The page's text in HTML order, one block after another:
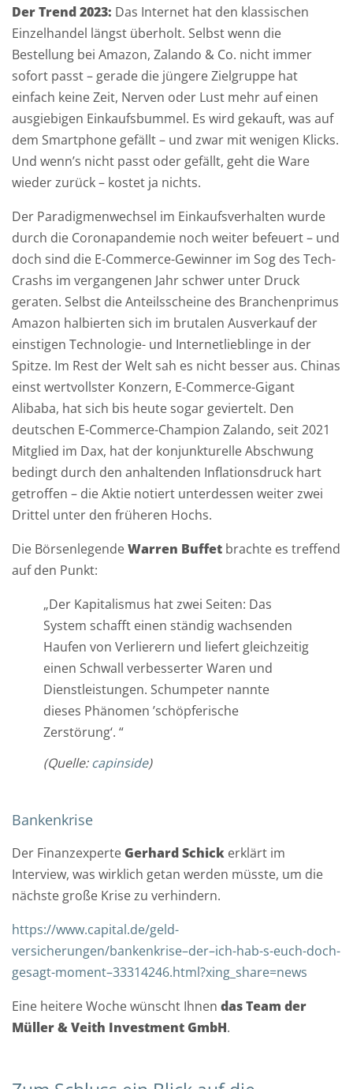
Der Trend 2023: Das Internet hat den klassischen
Einzelhandel längst überholt. Selbst wenn die
Bestellung bei Amazon, Zalando & Co. nicht immer
sofort passt – gerade die jüngere Zielgruppe hat
einfach keine Zeit, Nerven oder Lust mehr auf einen
ausgiebigen Einkaufsbummel. Es wird gekauft, was auf
dem Smartphone gefällt – und zwar mit wenigen Klicks.
Und wenn’s nicht passt oder gefällt, geht die Ware
wieder zurück – kostet ja nichts.
Der Paradigmenwechsel im Einkaufsverhalten wurde
durch die Coronapandemie noch weiter befeuert – und
doch sind die E-Commerce-Gewinner im Sog des Tech-
Crashs im vergangenen Jahr schwer unter Druck
geraten. Selbst die Anteilsscheine des Branchenprimus
Amazon halbierten sich im brutalen Ausverkauf der
einstigen Technologie- und Internetlieblinge in der
Spitze. Im Rest der Welt sah es nicht besser aus. Chinas
einst wertvollster Konzern, E-Commerce-Gigant
Alibaba, hat sich bis heute sogar geviertelt. Den
deutschen E-Commerce-Champion Zalando, seit 2021
Mitglied im Dax, hat der konjunkturelle Abschwung
bedingt durch den anhaltenden Inflationsdruck hart
getroffen – die Aktie notiert unterdessen weiter zwei
Drittel unter den früheren Hochs.
Die BörsenlegendeWarren Buffetbrachte es treffend
auf den Punkt:
„Der Kapitalismus hat zwei Seiten: Das
System schafft einen ständig wachsenden
Haufen von Verlierern und liefert gleichzeitig
einen Schwall verbesserter Waren und
Dienstleistungen. Schumpeter nannte
dieses Phänomen ’schöpferische
Zerstörung‘. “
(Quelle:capinside)
Bankenkrise
Der FinanzexperteGerhard Schickerklärt im
Interview, was wirklich getan werden müsste, um die
nächste große Krise zu verhindern.
https://www.capital.de/geld-
versicherungen/bankenkrise–der–ich-hab-s-euch-doch-
gesagt-moment–33314246.html?xing_share=news
Eine heitere Woche wünscht Ihnen das Team der
Müller & Veith Investment GmbH.
U
h
r
z
e
i
t
n
e
m
n
i
r
O
r
N
a